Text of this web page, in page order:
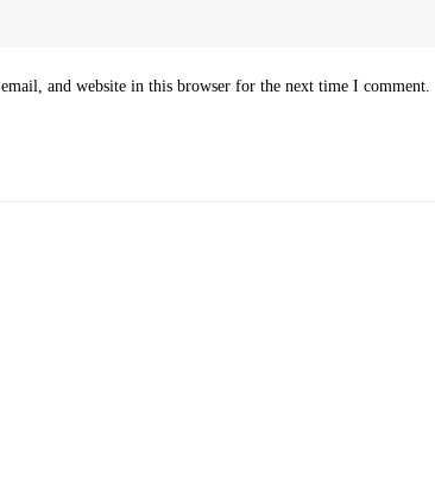
and website in this browser for the next time I comment.